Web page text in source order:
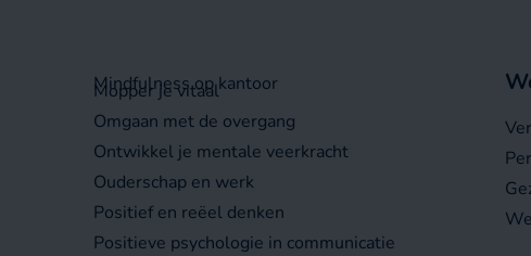
Mindfulness op kantoor
Mopper je vitaal
Omgaan met de overgang
Ontwikkel je mentale veerkracht
Ouderschap en werk
Positief en reëel denken
Positieve psychologie in communicatie